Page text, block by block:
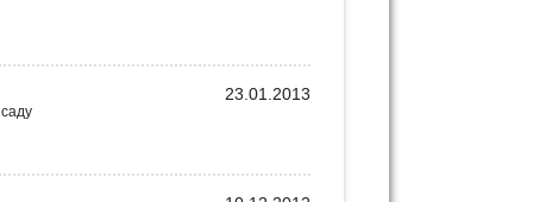
23.01.2013